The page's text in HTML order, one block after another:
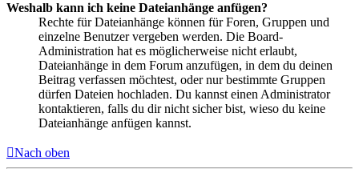
Weshalb kann ich keine Dateianhänge anfügen?
Rechte für Dateianhänge können für Foren, Gruppen und
einzelne Benutzer vergeben werden. Die Board-
Administration hat es möglicherweise nicht erlaubt,
Dateianhänge in dem Forum anzufügen, in dem du deinen
Beitrag verfassen möchtest, oder nur bestimmte Gruppen
dürfen Dateien hochladen. Du kannst einen Administrator
kontaktieren, falls du dir nicht sicher bist, wieso du keine
Dateianhänge anfügen kannst.
Nach oben